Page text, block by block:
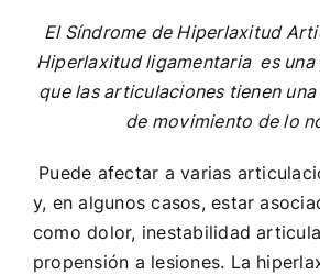
El Síndrome de Hiperlaxitud
Hiperlaxitud ligamentaria es
que las articulaciones tienen
de movimiento de lo
Puede afectar a varias
y, en algunos casos, estar
como dolor, inestabilidad
propensión a lesiones. La